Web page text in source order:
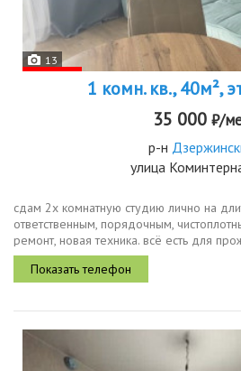
13
1 комн. кв., 40м²,
35 000 ₽/
р-н
улица
сдам 2х комнатную студию лично на
ответственным, порядочным,
ремонт, новая техника. всё есть для
пол.стоимость 35000 в месяц эл.энергия
счётчикам....